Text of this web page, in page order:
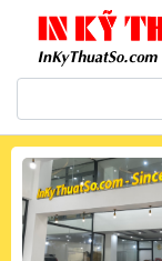
inkythuatso.com